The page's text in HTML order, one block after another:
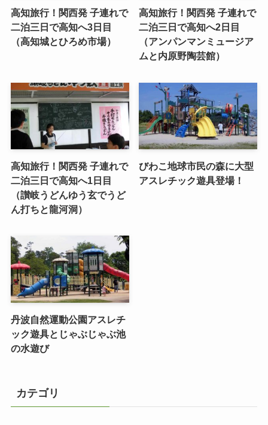
高知旅行！関西発 子連れで
二泊三日で高知へ3日目
（高知城とひろめ市場）
高知旅行！関西発 子連れで
二泊三日で高知へ2日目
（アンパンマンミュージア
ムと内原野陶芸館）
高知旅行！関西発 子連れで
二泊三日で高知へ1日目
（讃岐うどんゆう玄でうど
ん打ちと龍河洞）
びわこ地球市民の森に大型
アスレチック遊具登場！
丹波自然運動公園アスレチ
ック遊具とじゃぶじゃぶ池
の水遊び
カテゴリ